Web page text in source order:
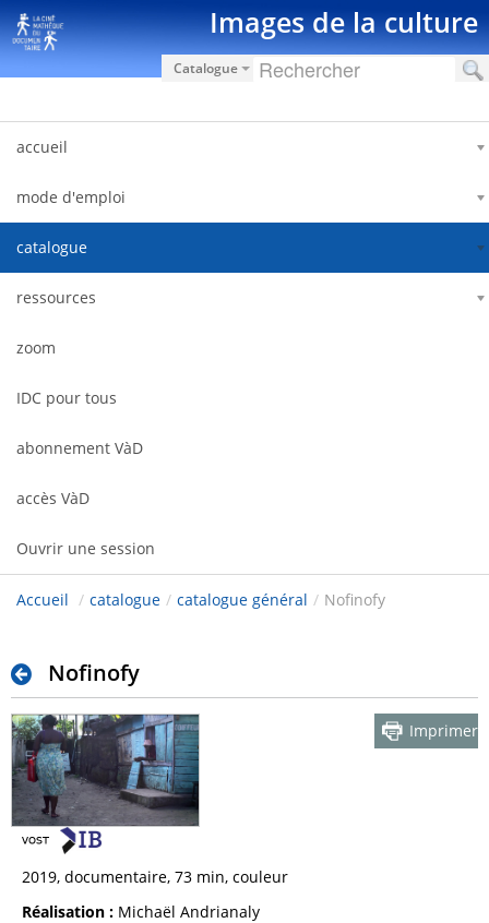
Saut au contenu Images de la culture
Catalogue
accueil
mode d'emploi
catalogue
ressources
zoom
IDC pour tous
abonnement VàD
accès VàD
Ouvrir une session
Accueil / catalogue / catalogue général / Nofinofy
Nofinofy
Imprimer
2019, documentaire, 73 min, couleur
Réalisation : Michaël Andrianaly